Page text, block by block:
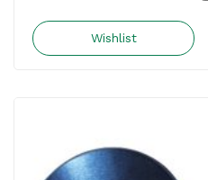
Wishlist